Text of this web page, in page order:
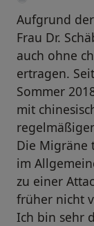
Aufgrund
Frau Dr.
auch ohne
ertragen.
Sommer
mit
Die Migräne
im
zu einer
früher nicht
Ich bin sehr